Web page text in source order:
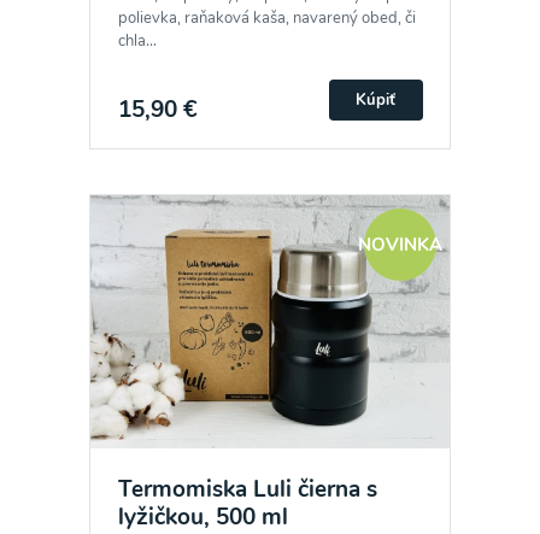
polievka, raňaková kaša, navarený obed, či
chla...
15,90 € Kúpiť
NOVINKA
Termomiska Luli čierna s
lyžičkou, 500 ml